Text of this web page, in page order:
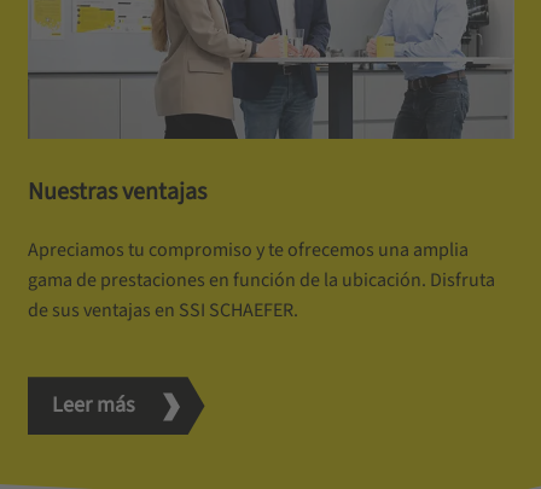
Nuestras ventajas
Apreciamos tu compromiso y te ofrecemos una amplia
gama de prestaciones en función de la ubicación. Disfruta
de sus ventajas en SSI SCHAEFER.
Leer más